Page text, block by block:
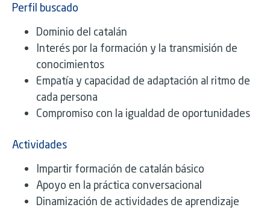
Perfil buscado
Dominio del catalán
Interés por la formación y la transmisión de
conocimientos
Empatía y capacidad de adaptación al ritmo de
cada persona
Compromiso con la igualdad de oportunidades
Actividades
Impartir formación de catalán básico
Apoyo en la práctica conversacional
Dinamización de actividades de aprendizaje